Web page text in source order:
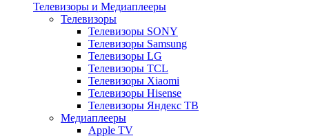
Телевизоры и Медиаплееры
Телевизоры
Телевизоры SONY
Телевизоры Samsung
Телевизоры LG
Телевизоры TCL
Телевизоры Xiaomi
Телевизоры Hisense
Телевизоры Яндекс ТВ
Медиаплееры
Apple TV